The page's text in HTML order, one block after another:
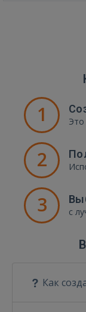
1 Это
2
3 с
Как